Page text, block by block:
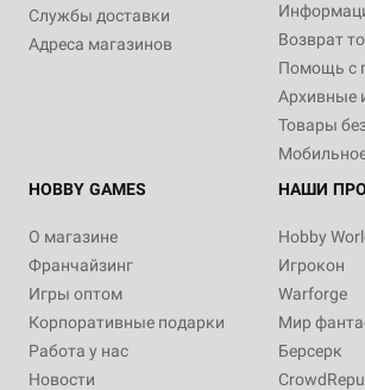
Службы доставки
Адреса магазинов
Возврат
Помощь с
Архивные
Товары
HOBBY GAMES
О магазине
Франчайзинг
Игры оптом
Корпоративные подарки
Работа у нас
Новости
НАШИ
Hobby
Игрокон
Warforge
Мир
Берсерк